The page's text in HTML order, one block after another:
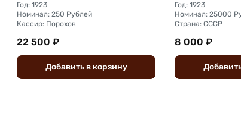
Год: 1923
Номинал: 250 Рублей
Кассир: Порохов
22 500 ₽
Добавить вкорзину
Год: 1923
Номинал: 25000
Страна: СССР
8 000 ₽